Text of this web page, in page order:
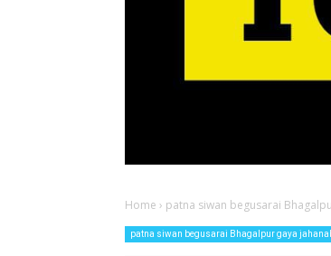
Home › patna siwan begusarai
patna siwan begusarai Bhagalpur gaya